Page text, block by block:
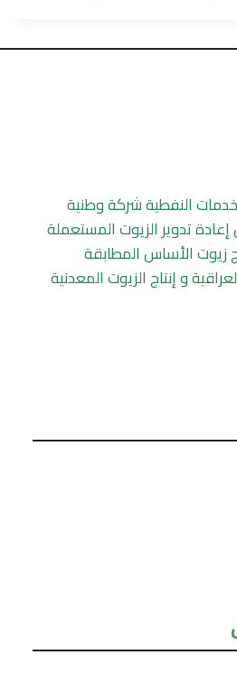
النفطية شركة وطنية
تدوير الزيوت المستعملة
زيوت الأساس المطابقة
و إنتاج الزيوت المعدنية